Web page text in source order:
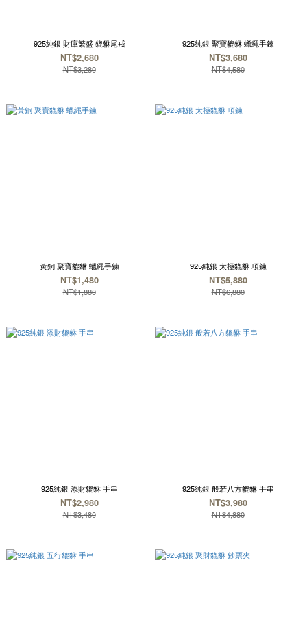
925純銀 財庫繁盛 貔貅尾戒
NT$2,680
NT$3,280
925純銀 聚寶貔貅 蠟繩手鍊
NT$3,680
NT$4,580
黃銅 聚寶貔貅 蠟繩手鍊
NT$1,480
NT$1,880
925純銀 太極貔貅 項鍊
NT$5,880
NT$6,880
925純銀 添財貔貅 手串
NT$2,980
NT$3,480
925純銀 般若八方貔貅 手串
NT$3,980
NT$4,880